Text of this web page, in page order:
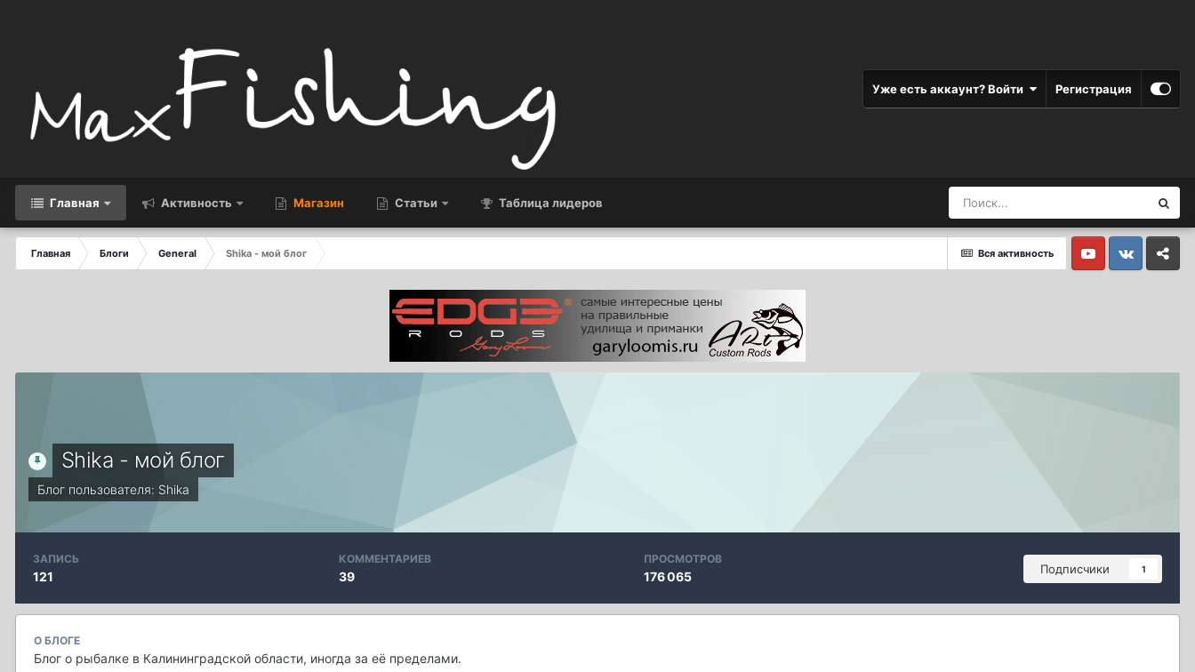
Уже есть аккаунт? Войти Регистрация
Главная Активность Магазин Статьи Таблица лидеров
Вся активность
Главная Блоги General
Shika - мой блог
Youtube VkontakteYandex
Shika - мой блог
Блог пользователя: Shika
Подписчики 1
ЗАПИСЬ
121
КОММЕНТАРИЕВ
39
ПРОСМОТРОВ
176 065
О БЛОГЕ
Блог о рыбалке в Калининградской области, иногда за её пределами.